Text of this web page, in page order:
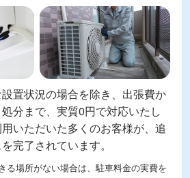
置状況の場合を除き、出張費か
分まで、実質0円で対応いたし
いただいた多くのお客様が、追
完了されています。
る場所がない場合は、駐車料金の実費を